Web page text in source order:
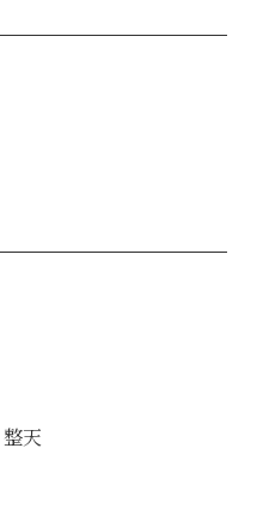
天